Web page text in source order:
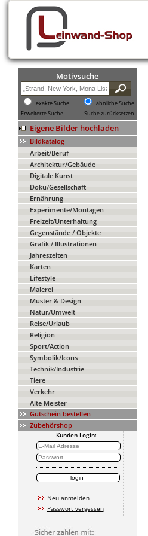
Motivsuche
exakte Suche
ähnliche Suche
Erweiterte Suche
Suche zurücksetzen
Eigene Bilder hochladen
Bildkatalog
Arbeit/Beruf
Architektur/Gebäude
Digitale Kunst
Doku/Gesellschaft
Ernährung
Experimente/Montagen
Freizeit/Unterhaltung
Gegenstände / Objekte
Grafik / Illustrationen
Jahreszeiten
Karten
Lifestyle
Malerei
Muster & Design
Natur/Umwelt
Reise/Urlaub
Religion
Sport/Action
Symbolik/Icons
Technik/Industrie
Tiere
Verkehr
Alte Meister
Gutschein bestellen
Zubehörshop
Kunden Login:
Neu anmelden
Passwort vergessen